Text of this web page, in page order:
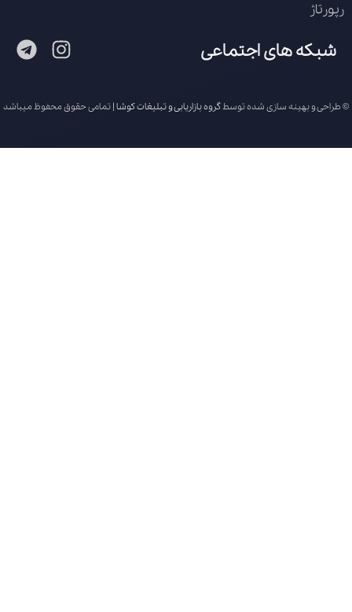
رپورتاژ
شبکه های اجتماعی
© طراحی و بهینه سازی شده توسطگروه بازاریابی و تبلیغات کوشا| تمامی حقوق محفوظ میباشد